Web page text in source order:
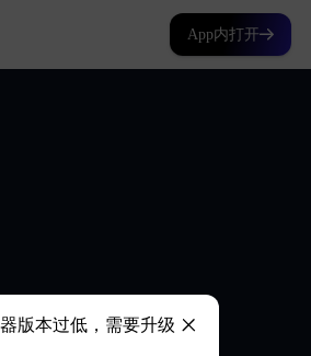
App内打开
版本过低，需要升级